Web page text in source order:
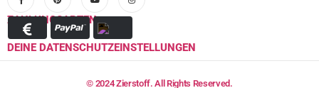
ZAHLUNGSARTEN
DEINE DATENSCHUTZEINSTELLUNGEN
© 2024 Zierstoff. All Rights Reserved.